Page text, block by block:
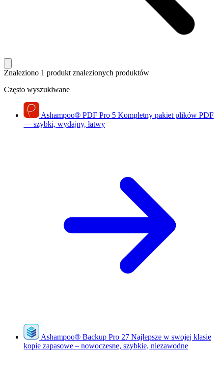
Znaleziono 1 produkt znalezionych produktów
Często wyszukiwane
Ashampoo® PDF Pro 5 Kompletny pakiet plików PDF
— szybki, wydajny, łatwy
Ashampoo® Backup Pro 27 Najlepsze w swojej klasie
kopie zapasowe – nowoczesne, szybkie, niezawodne